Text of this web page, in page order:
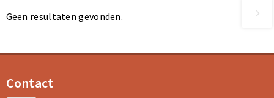
Geen resultaten gevonden.
Contact